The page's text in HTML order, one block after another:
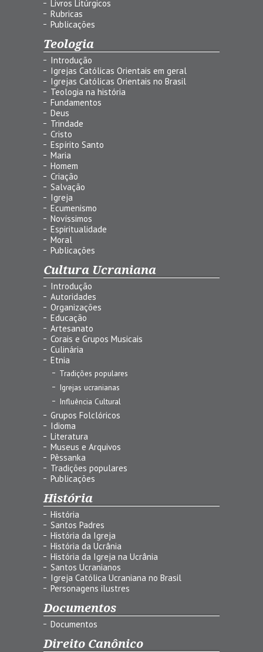
Livros Litúrgicos
Rubricas
Publicações
Teologia
Introdução
Igrejas Católicas Orientais em geral
Igrejas Católicas Orientais no Brasil
Teologia na história
Fundamentos
Deus
Trindade
Cristo
Espírito Santo
Maria
Homem
Criação
Salvação
Igreja
Ecumenismo
Novíssimos
Espiritualidade
Moral
Publicações
Cultura Ucraniana
Introdução
Autoridades
Organizações
Educação
Artesanato
Corais e Grupos Musicais
Culinária
Etnia
Tradições populares
Igrejas ucranianas
Influência Cultural
Grupos Folclóricos
Idioma
Literatura
Museus e Arquivos
Pêssanka
Tradições populares
Publicações
História
História
Santos Padres
História da Igreja
História da Ucrânia
História da Igreja na Ucrânia
Santos Ucranianos
Igreja Católica Ucraniana no Brasil
Personagens ilustres
Documentos
Documentos
Direito Canônico